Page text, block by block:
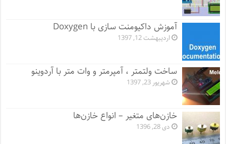
آموزش داکیومنت سازی با Doxygen
اردیبهشت 12, 1397
ساخت ولتمتر ، آمپرمتر و وات متر با آردوینو
شهریور 23, 1397
خازن‌های متغیر – انواع خازن‌ها
دی 28, 1396